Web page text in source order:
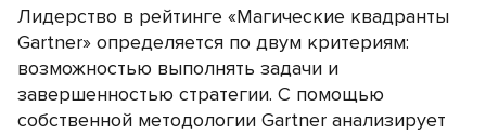
Лидерство в рейтинге «Магические квадранты
Gartner» определяется по двум критериям:
возможностью выполнять задачи и
завершенностью стратегии. С помощью
собственной методологии Gartner анализирует